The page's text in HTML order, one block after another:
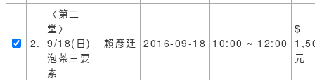
2.
〈第二
堂〉
9/18(日)
泡茶三要
素
賴彥廷 2016-09-18 10:00 ~ 12:00
$
元